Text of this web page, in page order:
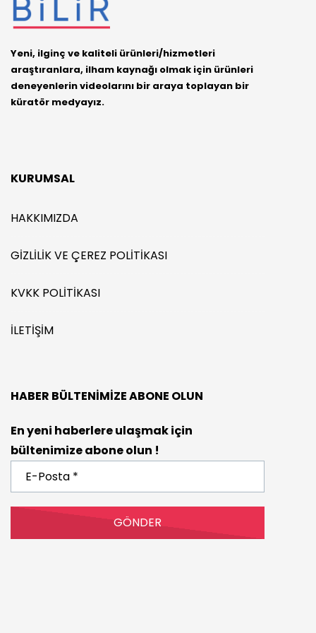
Yeni, ilginç ve kaliteli ürünleri/hizmetleri
araştıranlara, ilham kaynağı olmak için ürünleri
deneyenlerin videolarını bir araya toplayan bir
küratör medyayız.
KURUMSAL
HAKKIMIZDA
GIZLILIK VE ÇEREZ POLITIKASI
KVKK POLITIKASI
İLETIŞIM
HABER BÜLTENIMIZE ABONE OLUN
En yeni haberlere ulaşmak için
bültenimize abone olun !
Posta
*